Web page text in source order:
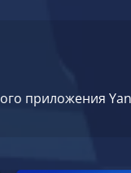
приложения